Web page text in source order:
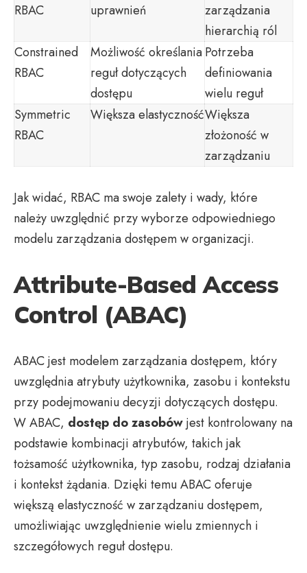
RBAC
uprawnień
zarządzania
hierarchią ról
Constrained
RBAC
Możliwość określania
reguł dotyczących
dostępu
Potrzeba
definiowania
wielu reguł
Symmetric
RBAC
Większa elastycznośćWiększa
złożoność w
zarządzaniu
Jak widać, RBAC ma swoje zalety i wady, które
należy uwzględnić przy wyborze odpowiedniego
modelu zarządzania dostępem w organizacji.
Attribute-Based Access
Control (ABAC)
ABAC jest modelem zarządzania dostępem, który
uwzględnia atrybuty użytkownika, zasobu i kontekstu
przy podejmowaniu decyzji dotyczących dostępu.
W ABAC, dostęp do zasobówjest kontrolowany na
podstawie kombinacji atrybutów, takich jak
tożsamość użytkownika, typ zasobu, rodzaj działania
i kontekst żądania. Dzięki temu ABAC oferuje
większą elastyczność w zarządzaniu dostępem,
umożliwiając uwzględnienie wielu zmiennych i
szczegółowych reguł dostępu.